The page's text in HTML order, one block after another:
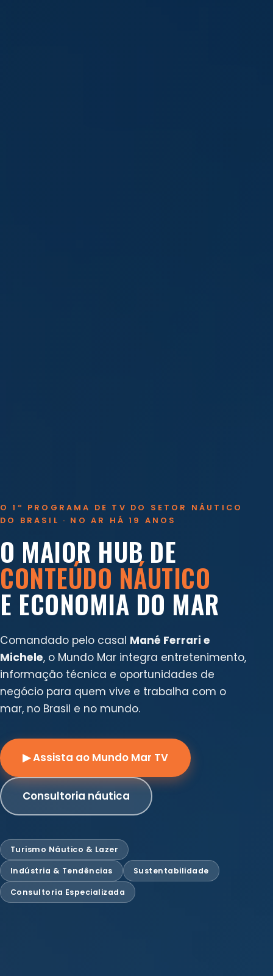
O 1º PROGRAMA DE TV DO SETOR NÁUTICO
DO BRASIL · NO AR HÁ 19 ANOS
O MAIOR HUB DE
CONTEÚDO NÁUTICO
E ECONOMIA DO MAR
Comandado pelo casal Mané Ferrari e
Michele, o Mundo Mar integra entretenimento,
informação técnica e oportunidades de
negócio para quem vive e trabalha com o
mar, no Brasil e no mundo.
▶ Assista ao Mundo Mar TV
Consultoria náutica
Turismo Náutico & Lazer
Indústria & Tendências Sustentabilidade
Consultoria Especializada